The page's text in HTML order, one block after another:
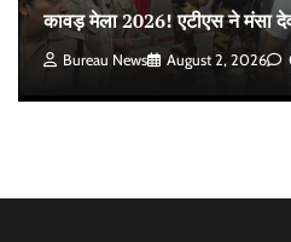
कावड़ मेला 2026! एटीएस ने मंसा
Bureau News August 2, 2026